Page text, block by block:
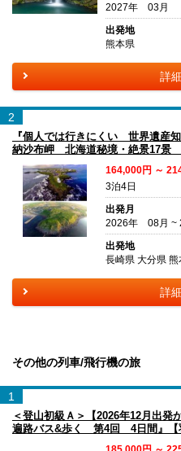
2027年 03月
出発地
熊本県
詳
2
『個人では行きにくい 世界遺産
納沙布岬 北海道秘境・絶景17景
164,000円 ～
3泊4日
出発月
2026年 08月 ~
出発地
長崎県 大分県
詳
その他の列車/飛行機の旅
1
＜登山初級Ａ＞【2026年12月出
遍路バス&歩く 第4回 4日間』【